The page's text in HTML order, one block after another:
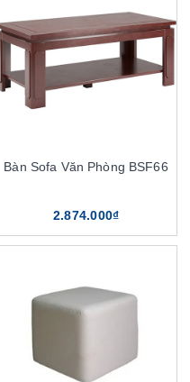
Bàn Sofa Văn Phòng BSF66
2.874.000₫